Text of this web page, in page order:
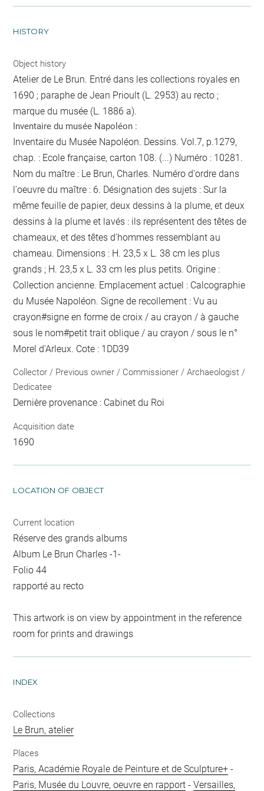
HISTORY
Object history
Atelier de Le Brun. Entré dans les collections royales en
1690 ; paraphe de Jean Prioult (L. 2953) au recto ;
marque du musée (L. 1886 a).
Inventaire du musée Napoléon :
Inventaire du Musée Napoléon. Dessins. Vol.7, p.1279,
chap. : Ecole française, carton 108. (...) Numéro : 10281.
Nom du maître : Le Brun, Charles. Numéro d'ordre dans
l'oeuvre du maître : 6. Désignation des sujets : Sur la
même feuille de papier, deux dessins à la plume, et deux
dessins à la plume et lavés : ils représentent des têtes de
chameaux, et des têtes d'hommes ressemblant au
chameau. Dimensions : H. 23,5 x L. 38 cm les plus
grands ; H. 23,5 x L. 33 cm les plus petits. Origine :
Collection ancienne. Emplacement actuel : Calcographie
du Musée Napoléon. Signe de recollement :Vu au
crayon#signe en forme de croix / au crayon / à gauche
sous le nom#petit trait oblique / au crayon / sous le n°
Morel d'Arleux. Cote : 1DD39
Collector / Previous owner / Commissioner / Archaeologist /
Dedicatee
Dernière provenance : Cabinet du Roi
Acquisition date
1690
LOCATION OF OBJECT
Current location
Réserve des grands albums
Album Le Brun Charles -1-
Folio 44
rapporté au recto
This artwork is on view by appointment in the reference
room for prints and drawings
INDEX
Collections
Le Brun, atelier
Places
Paris, Académie Royale de Peinture et de Sculpture+ -
Paris, Musée du Louvre, oeuvre en rapport -Versailles,